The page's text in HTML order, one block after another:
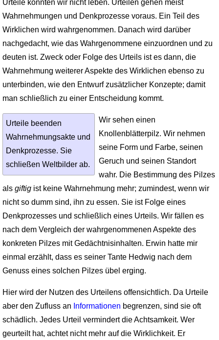
Urteile könnten wir nicht leben. Urteilen gehen meist
Wahrnehmungen und Denk­prozesse voraus. Ein Teil des
Wirklichen wird wahrgenommen. Danach wird darüber
nachgedacht, wie das Wahrgenommene einzuordnen und zu
deuten ist. Zweck oder Folge des Urteils ist es dann, die
Wahrnehmung weiterer Aspekte des Wirklichen ebenso zu
unterbinden, wie den Entwurf zusätzlicher Konzepte; damit
man schließlich zu einer Entscheidung kommt.
Urteile beenden
Wahrnehm­ungsakte und
Denkprozesse. Sie
schließen Weltbilder ab.
Wir sehen einen
Knollenblätterpilz. Wir nehmen
seine Form und Farbe, seinen
Geruch und seinen Standort
wahr. Die Bestimmung des Pilzes
als giftigist keine Wahrnehmung mehr; zumindest, wenn wir
nicht so dumm sind, ihn zu essen. Sie ist Folge eines
Denkprozesses und schließlich eines Urteils. Wir fällen es
nach dem Vergleich der wahrgenommenen Aspekte des
konkreten Pilzes mit Gedächtnisinhalten. Erwin hatte mir
einmal erzählt, dass es seiner Tante Hedwig nach dem
Genuss eines solchen Pilzes übel erging.
Hier wird der Nutzen des Urteilens offensichtlich. Da Urteile
aber den Zufluss an Informationen begrenzen, sind sie oft
schädlich. Jedes Urteil vermindert die Achtsamkeit. Wer
geurteilt hat, achtet nicht mehr auf die Wirklichkeit. Er